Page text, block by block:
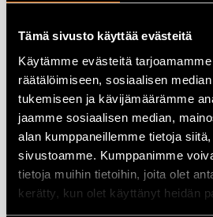
Tämä sivusto käyttää evästeitä
Käytämme evästeitä
räätälöimiseen, sosiaalisen
tukemiseen ja kävijämäärämme
jaamme sosiaalisen median,
alan kumppaneillemme tietoja
sivustoamme. Kumppanimme
tietoja muihin tietoihin, joita olet
kerätty, kun olet käyttänyt heidän
Makita A-85793
Pistosahanterä puulle – 5 kpl
9,80€
Lisää ostoskoriin